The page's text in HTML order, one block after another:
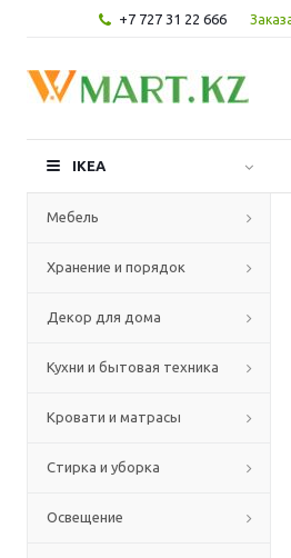
+7 727 31 22 666
IKEA
Мебель
Хранение и порядок
Декор для дома
Кухни и бытовая техника
Кровати и матрасы
Стирка и уборка
Освещение